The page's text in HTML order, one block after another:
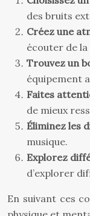
des bruits
Créez une
écouter de la
Trouvez un
équipement
Faites
de mieux
Éliminez les
musique.
Explorez
d’explorer
En suivant ces